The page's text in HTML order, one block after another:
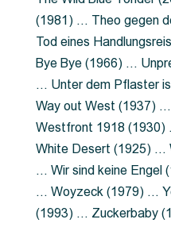
(1981) … Theo gegen
Tod eines
Bye Bye (1966) …
… Unter dem Pflaster
Way out West (1937)
Westfront 1918
White Desert (1925) …
… Wir sind keine Engel
… Woyzeck (1979) …
(1993) … Zuckerbaby